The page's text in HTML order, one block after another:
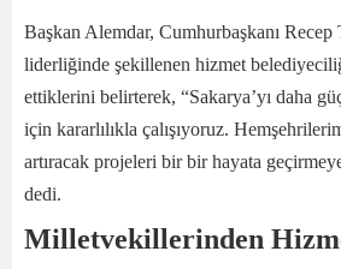
Başkan Alemdar, Cumhurbaşkanı Recep
liderliğinde şekillenen hizmet
ettiklerini belirterek, “Sakarya’yı daha
için kararlılıkla çalışıyoruz.
artıracak projeleri bir bir hayata
dedi.
Milletvekillerinden